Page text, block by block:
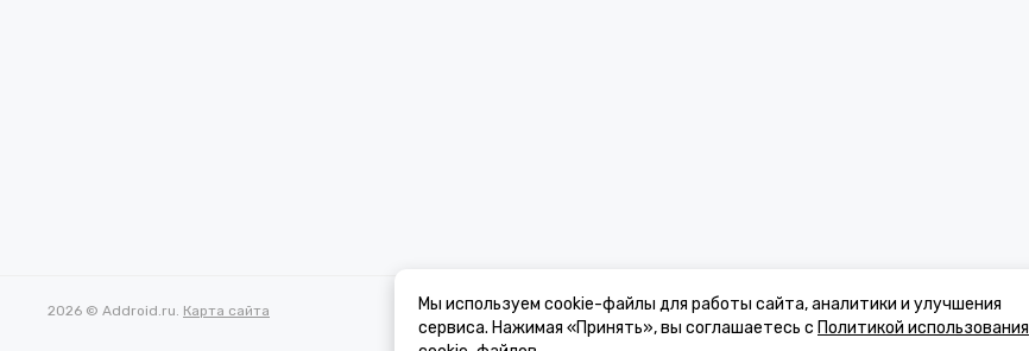
2026 © Addroid.ru. Карта сайта
Мы используем cookie-файлы для работы сайта, аналитики и улучшения
сервиса. Нажимая «Принять», вы соглашаетесь с Политикой использования